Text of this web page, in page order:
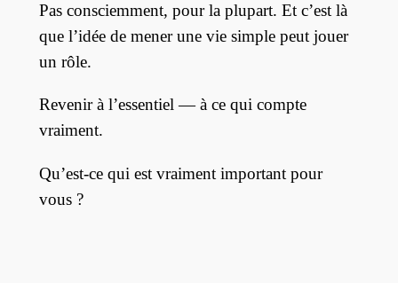
Pas consciemment, pour la plupart. Et c’est là
que l’idée de mener une vie simple peut jouer
un rôle.
Revenir à l’essentiel — à ce qui compte
vraiment.
Qu’est-ce qui est vraiment important pour
vous ?